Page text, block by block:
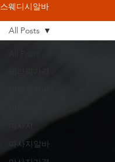
스웨디시알바
마사지알바
All Posts